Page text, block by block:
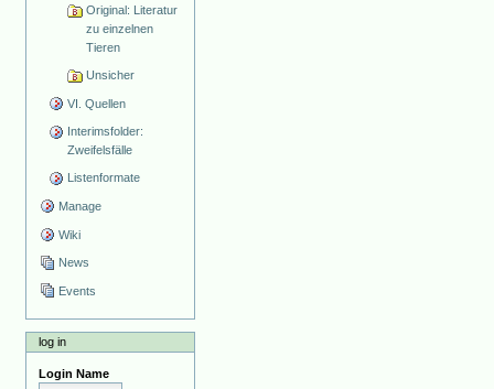
Original: Literatur
zu einzelnen
Tieren
Unsicher
VI. Quellen
Interimsfolder:
Zweifelsfälle
Listenformate
Manage
Wiki
News
Events
log in
Login Name